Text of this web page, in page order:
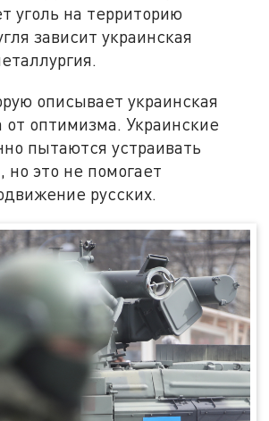
уголь на территорию
зависит украинская
описывает украинская
от оптимизма. Украинские
пытаются устраивать
но это не помогает
русских.